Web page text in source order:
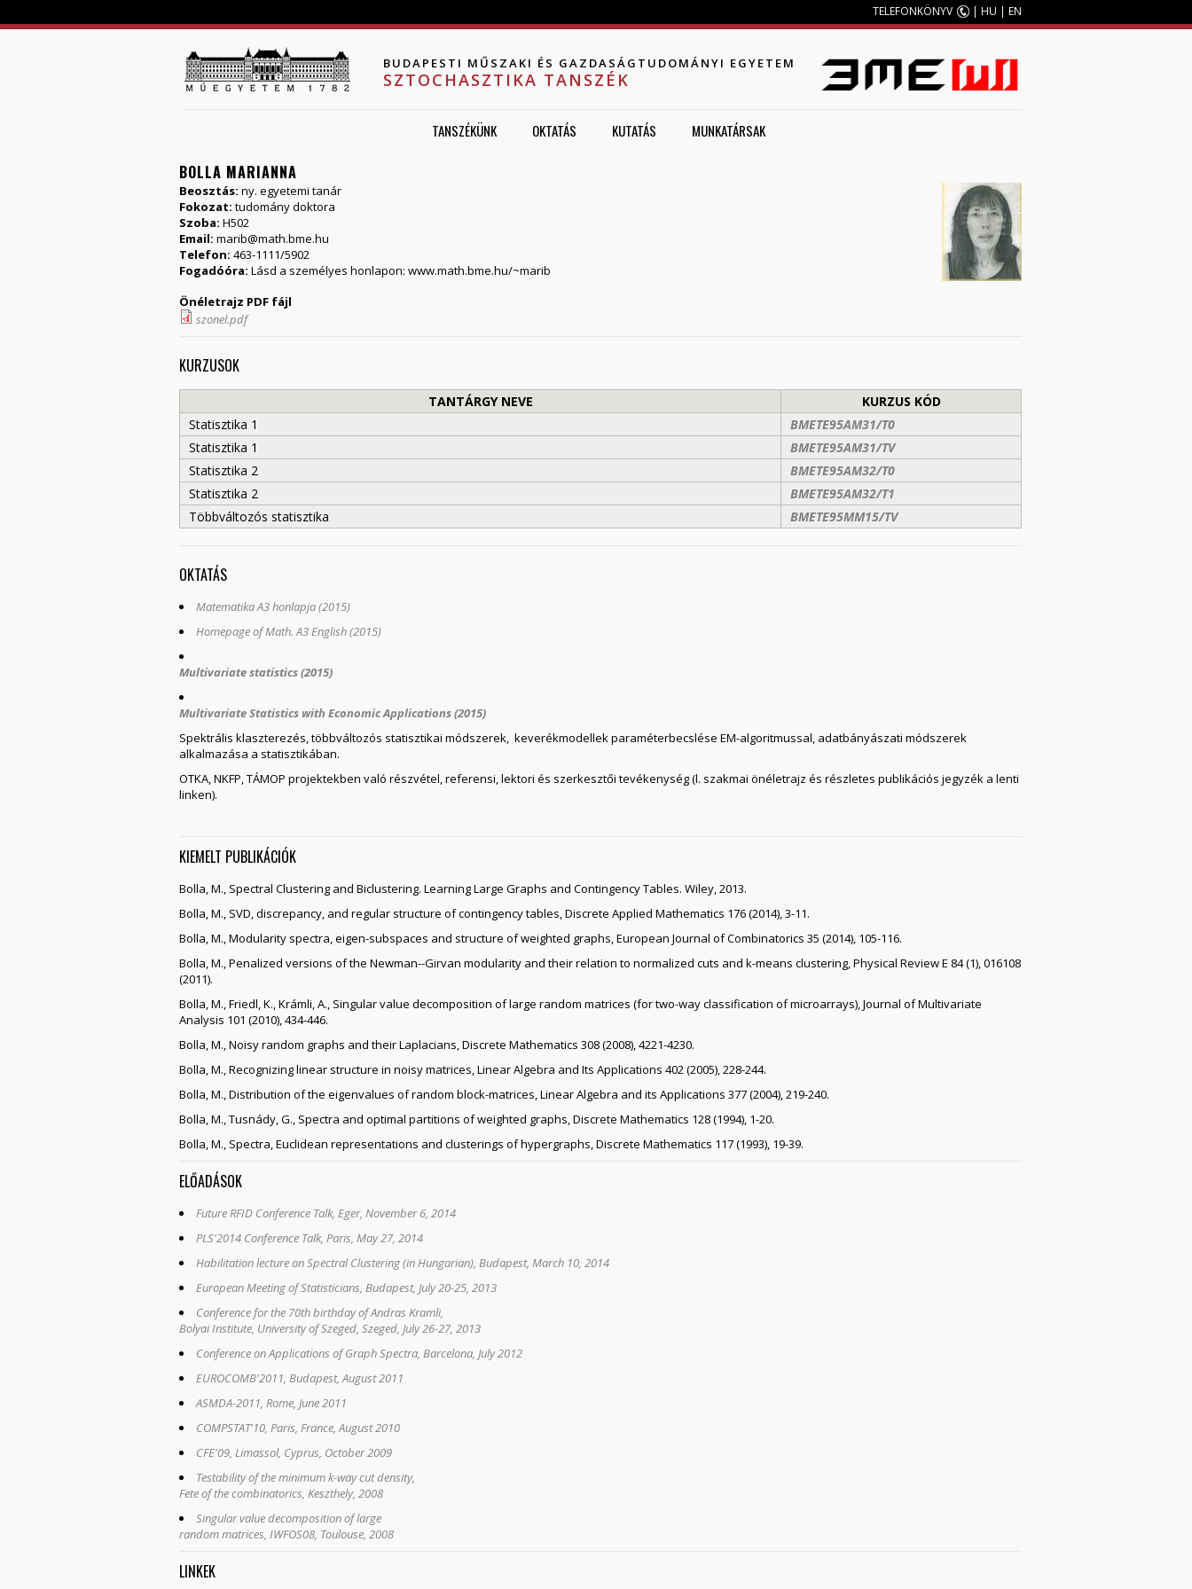
TELEFONKÖNYV | HU | EN
BUDAPESTI MŰSZAKI ÉS GAZDASÁGTUDOMÁNYI EGYETEM
SZTOCHASZTIKA TANSZÉK
TANSZÉKÜNK OKTATÁS KUTATÁS MUNKATÁRSAK
BOLLA MARIANNA
Beosztás: ny. egyetemi tanár
Fokozat: tudomány doktora
Szoba: H502
Email: marib@math.bme.hu
Telefon: 463-1111/5902
Fogadóóra: Lásd a személyes honlapon: www.math.bme.hu/~marib
Önéletrajz PDF fájl
szonel.pdf
KURZUSOK
TANTÁRGY NEVE
KURZUS KÓD
Statisztika 1
BMETE95AM31/T0
Statisztika 1
BMETE95AM31/TV
Statisztika 2
BMETE95AM32/T0
Statisztika 2
BMETE95AM32/T1
Többváltozós statisztika
BMETE95MM15/TV
OKTATÁS
Matematika A3 honlapja (2015)
Homepage of Math. A3 English (2015)
Multivariate statistics (2015)
Multivariate Statistics with Economic Applications (2015)
Spektrális klaszterezés, többváltozós statisztikai módszerek, keverékmodellek paraméterbecslése EM-algoritmussal, adatbányászati módszerek
alkalmazása a statisztikában.
OTKA, NKFP, TÁMOP projektekben való részvétel, referensi, lektori és szerkesztői tevékenység (l. szakmai önéletrajz és részletes publikációs jegyzék a lenti
linken).
KIEMELT PUBLIKÁCIÓK
Bolla, M., Spectral Clustering and Biclustering. Learning Large Graphs and Contingency Tables. Wiley, 2013.
Bolla, M., SVD, discrepancy, and regular structure of contingency tables, Discrete Applied Mathematics 176 (2014), 3-11.
Bolla, M., Modularity spectra, eigen-subspaces and structure of weighted graphs, European Journal of Combinatorics 35 (2014), 105-116.
Bolla, M., Penalized versions of the Newman--Girvan modularity and their relation to normalized cuts and k-means clustering, Physical Review E 84 (1), 016108
(2011).
Bolla, M., Friedl, K., Krámli, A., Singular value decomposition of large random matrices (for two-way classification of microarrays), Journal of Multivariate
Analysis 101 (2010), 434-446.
Bolla, M., Noisy random graphs and their Laplacians, Discrete Mathematics 308 (2008), 4221-4230.
Bolla, M., Recognizing linear structure in noisy matrices, Linear Algebra and Its Applications 402 (2005), 228-244.
Bolla, M., Distribution of the eigenvalues of random block-matrices, Linear Algebra and its Applications 377 (2004), 219-240.
Bolla, M., Tusnády, G., Spectra and optimal partitions of weighted graphs, Discrete Mathematics 128 (1994), 1-20.
Bolla, M., Spectra, Euclidean representations and clusterings of hypergraphs, Discrete Mathematics 117 (1993), 19-39.
ELŐADÁSOK
Future RFID Conference Talk, Eger, November 6, 2014
PLS'2014 Conference Talk, Paris, May 27, 2014
Habilitation lecture on Spectral Clustering (in Hungarian), Budapest, March 10, 2014
European Meeting of Statisticians, Budapest, July 20-25, 2013
Conference for the 70th birthday of Andras Kramli,
Bolyai Institute, University of Szeged, Szeged, July 26-27, 2013
Conference on Applications of Graph Spectra, Barcelona, July 2012
EUROCOMB'2011, Budapest, August 2011
ASMDA-2011, Rome, June 2011
COMPSTAT'10, Paris, France, August 2010
CFE'09, Limassol, Cyprus, October 2009
Testability of the minimum k-way cut density,
Fete of the combinatorics, Keszthely, 2008
Singular value decomposition of large
random matrices, IWFOS08, Toulouse, 2008
LINKEK